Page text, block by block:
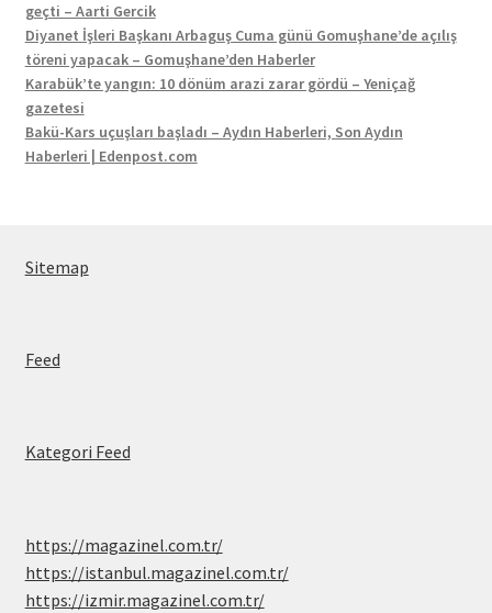
geçti – Aarti Gercik
Diyanet İşleri Başkanı Arbaguş Cuma günü Gomuşhane’de açılış
töreni yapacak – Gomuşhane’den Haberler
Karabük’te yangın: 10 dönüm arazi zarar gördü – Yeniçağ
gazetesi
Bakü-Kars uçuşları başladı – Aydın Haberleri, Son Aydın
Haberleri | Edenpost.com
Sitemap
Feed
Kategori Feed
https://magazinel.com.tr/
https://istanbul.magazinel.com.tr/
https://izmir.magazinel.com.tr/